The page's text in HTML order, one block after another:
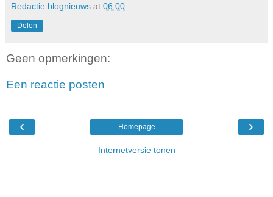
Redactie blognieuws at 06:00
Delen
Geen opmerkingen:
Een reactie posten
‹ ›
Homepage
Internetversie tonen